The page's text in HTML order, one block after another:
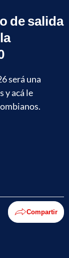
de salida
será una
y acá le
Compartir